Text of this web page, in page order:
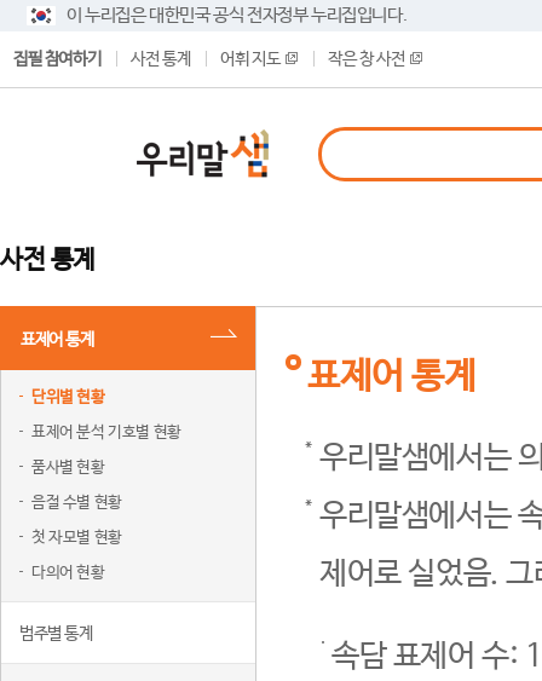
이 누리집은 대한민국 공식 전자정부 누리집입니다.
집필 참여하기 사전 통계 어휘 지도 작은 창 사전
사전 통계
표제어 통계
단위별 현황
표제어 분석 기호별 현황
품사별 현황
음절 수별 현황
첫 자모별 현황
다의어 현황
범주별 통계
표제어 통계
우리말샘에서는
우리말샘에서는
제어로 실었음.
속담 표제어 수: